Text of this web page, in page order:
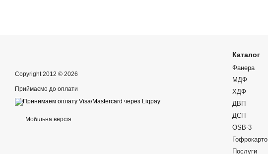
Copyright 2012 © 2026
Приймаємо до оплати
Мобільна версія
Каталог
Фанера
МДФ
ХДФ
ДВП
ДСП
OSB-3
Послуги